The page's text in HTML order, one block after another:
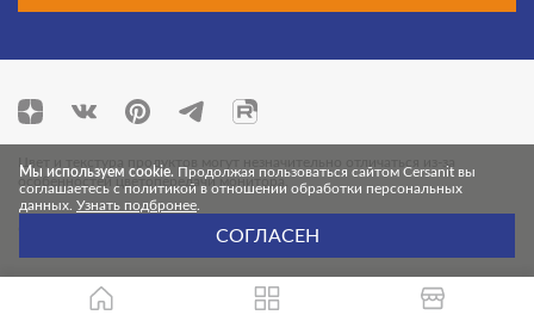
Цвет и текстура продуктов могут незначительно отличаться из-за
особенностей цветопередачи монитора.
© 2026 Cersanit. Все права защищены.
Мы используем cookie. Продолжая пользоваться сайтом Cersanit вы
соглашаетесь с политикой в отношении обработки персональных
данных. Узнать подбронее
СОГЛАСЕН